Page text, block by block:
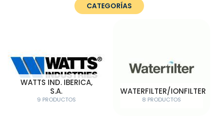
CATEGORÍAS
WATTS IND. IBERICA,
S.A.
9 PRODUCTOS
WATERFILTER/IONFILTER
8 PRODUCTOS